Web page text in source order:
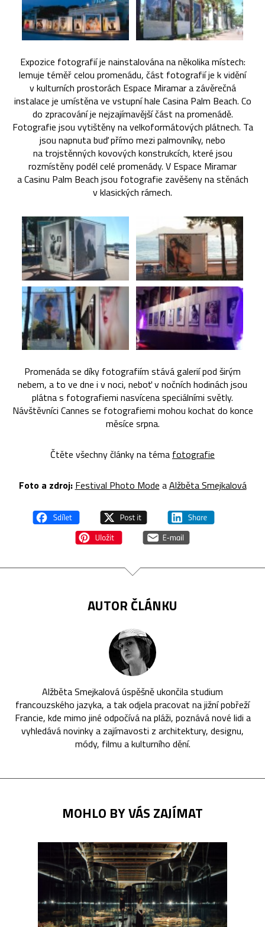
Expozice fotografií je nainstalována na několika místech:
lemuje téměř celou promenádu, část fotografií je k vidění
v kulturních prostorách Espace Miramar a závěrečná
instalace je umístěna ve vstupní hale Casina Palm Beach. Co
do zpracování je nejzajímavější část na promenádě.
Fotografie jsou vytištěny na velkoformátových plátnech. Ta
jsou napnuta buď přímo mezi palmovníky, nebo
na trojstěnných kovových konstrukcích, které jsou
rozmístěny podél celé promenády. V Espace Miramar
a Casinu Palm Beach jsou fotografie zavěšeny na stěnách
v klasických rámech.
Promenáda se díky fotografiím stává galerií pod širým
nebem, a to ve dne i v noci, neboť v nočních hodinách jsou
plátna s fotografiemi nasvícena speciálními světly.
Návštěvníci Cannes se fotografiemi mohou kochat do konce
měsíce srpna.
Čtěte všechny články na téma fotografie
Foto a zdroj: Festival Photo Mode aAlžběta Smejkalová
AUTOR ČLÁNKU
Alžběta Smejkalová úspěšně ukončila studium
francouzského jazyka, a tak odjela pracovat na jižní pobřeží
Francie, kde mimo jiné odpočívá na pláži, poznává nové lidi a
vyhledává novinky a zajímavosti z architektury, designu,
módy, filmu a kulturního dění.
MOHLO BY VÁS ZAJÍMAT